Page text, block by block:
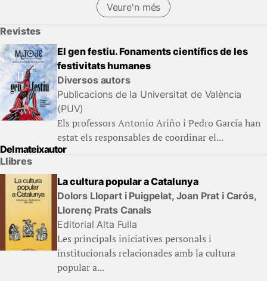
Veure'n més
Revistes
El gen festiu. Fonaments científics de les
festivitats humanes
Diversos autors
Publicacions de la Universitat de València
(PUV)
Els professors Antonio Ariño i Pedro García han
estat els responsables de coordinar el...
Del mateix autor
Llibres
La cultura popular a Catalunya
Dolors Llopart i Puigpelat, Joan Prat i Carós,
Llorenç Prats Canals
Editorial Alta Fulla
Les principals iniciatives personals i
institucionals relacionades amb la cultura
popular a...